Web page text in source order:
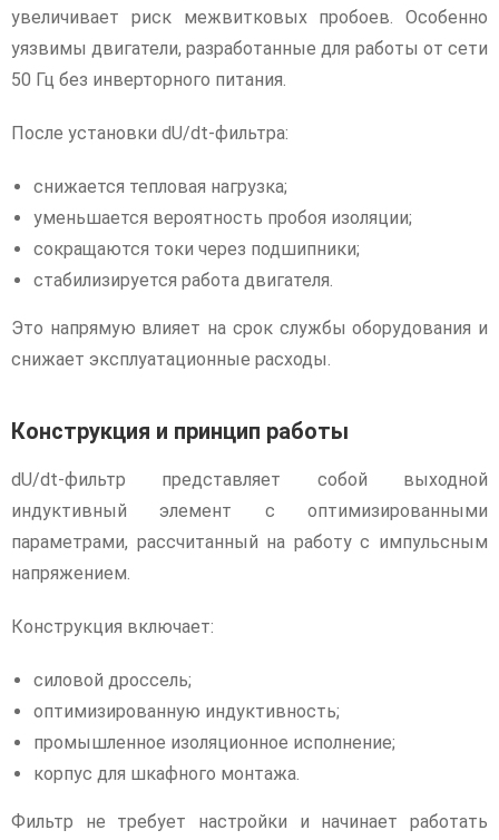
увеличивает риск межвитковых пробоев. Особенно
уязвимы двигатели, разработанные для работы от сети
50 Гц без инверторного питания.
После установки dU/dt-фильтра:
снижается тепловая нагрузка;
уменьшается вероятность пробоя изоляции;
сокращаются токи через подшипники;
стабилизируется работа двигателя.
Это напрямую влияет на срок службы оборудования и
снижает эксплуатационные расходы.
Конструкция и принцип работы
dU/dt-фильтр представляет собой выходной
индуктивный элемент с оптимизированными
параметрами, рассчитанный на работу с импульсным
напряжением.
Конструкция включает:
силовой дроссель;
оптимизированную индуктивность;
промышленное изоляционное исполнение;
корпус для шкафного монтажа.
Фильтр не требует настройки и начинает работать